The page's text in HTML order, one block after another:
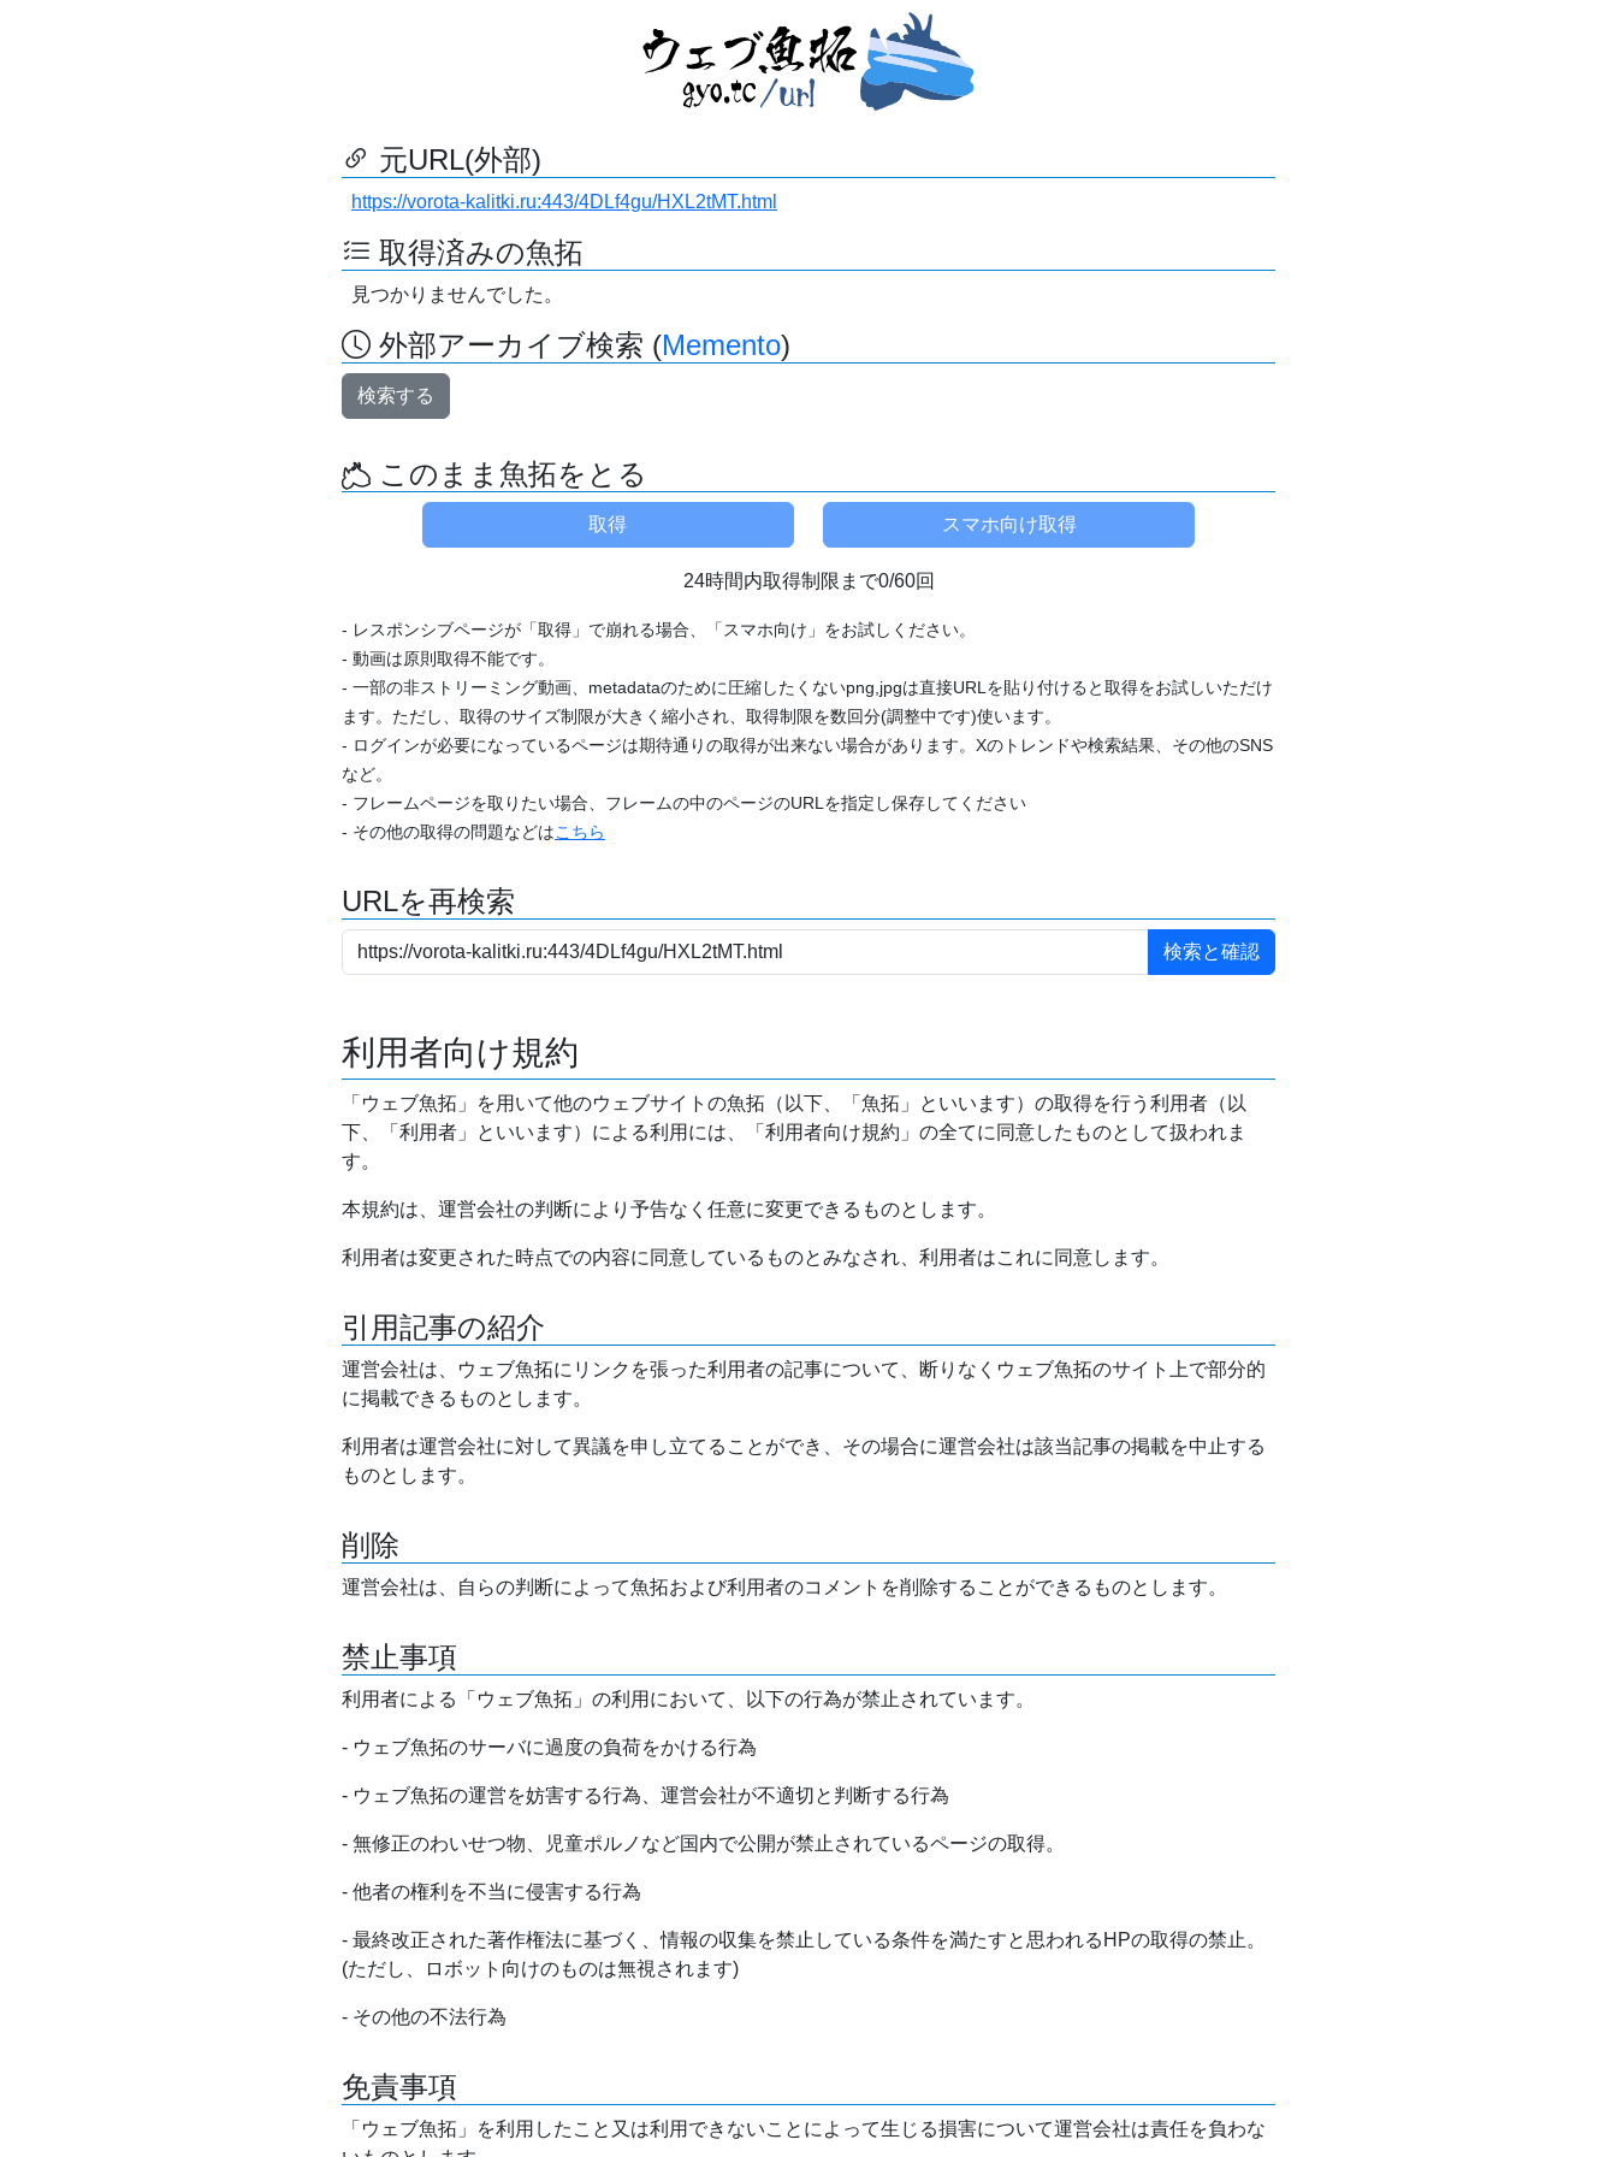
元URL(外部)
https://vorota-kalitki.ru:443/4DLf4gu/HXL2tMT.html
取得済みの魚拓
見つかりませんでした。
外部アーカイブ検索 (Memento)
検索する
このまま魚拓をとる
24時間内取得制限まで0/60回
- レスポンシブページが「取得」で崩れる場合、「スマホ向け」をお試しください。
- 動画は原則取得不能です。
- 一部の非ストリーミング動画、metadataのために圧縮したくないpng,jpgは直接URLを貼り付けると取得をお試しいただけ
ます。ただし、取得のサイズ制限が大きく縮小され、取得制限を数回分(調整中です)使います。
- ログインが必要になっているページは期待通りの取得が出来ない場合があります。Xのトレンドや検索結果、その他のSNS
など。
- フレームページを取りたい場合、フレームの中のページのURLを指定し保存してください
- その他の取得の問題などはこちら
URLを再検索
利用者向け規約
「ウェブ魚拓」を用いて他のウェブサイトの魚拓（以下、「魚拓」といいます）の取得を行う利用者（以
下、「利用者」といいます）による利用には、「利用者向け規約」の全てに同意したものとして扱われま
す。
本規約は、運営会社の判断により予告なく任意に変更できるものとします。
利用者は変更された時点での内容に同意しているものとみなされ、利用者はこれに同意します。
引用記事の紹介
運営会社は、ウェブ魚拓にリンクを張った利用者の記事について、断りなくウェブ魚拓のサイト上で部分的
に掲載できるものとします。
利用者は運営会社に対して異議を申し立てることができ、その場合に運営会社は該当記事の掲載を中止する
ものとします。
削除
運営会社は、自らの判断によって魚拓および利用者のコメントを削除することができるものとします。
禁止事項
利用者による「ウェブ魚拓」の利用において、以下の行為が禁止されています。
- ウェブ魚拓のサーバに過度の負荷をかける行為
- ウェブ魚拓の運営を妨害する行為、運営会社が不適切と判断する行為
- 無修正のわいせつ物、児童ポルノなど国内で公開が禁止されているページの取得。
- 他者の権利を不当に侵害する行為
- 最終改正された著作権法に基づく、情報の収集を禁止している条件を満たすと思われるHPの取得の禁止。
(ただし、ロボット向けのものは無視されます)
- その他の不法行為
免責事項
「ウェブ魚拓」を利用したこと又は利用できないことによって生じる損害について運営会社は責任を負わな